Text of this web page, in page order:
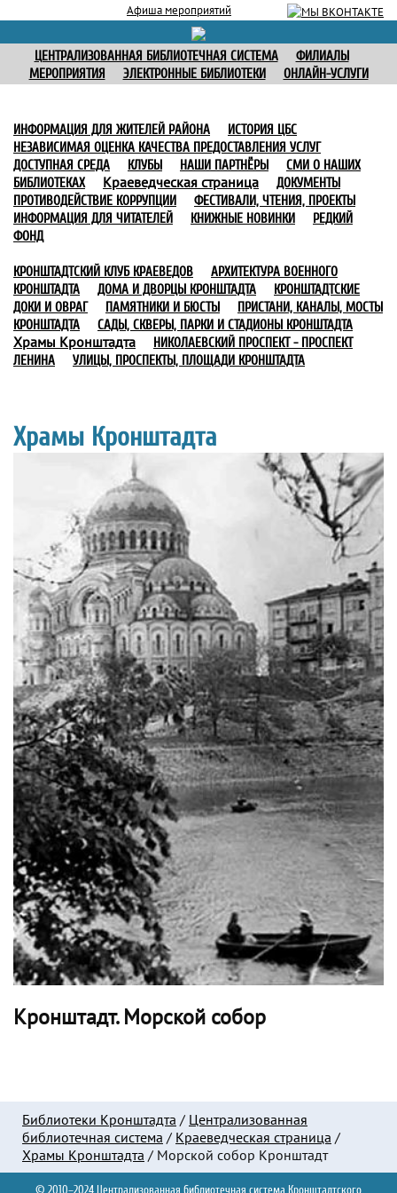
Афиша мероприятий
ЦЕНТРАЛИЗОВАННАЯ БИБЛИОТЕЧНАЯ СИСТЕМА
ФИЛИАЛЫ
МЕРОПРИЯТИЯ
ЭЛЕКТРОННЫЕ БИБЛИОТЕКИ ОНЛАЙН-УСЛУГИ
ИНФОРМАЦИЯ ДЛЯ ЖИТЕЛЕЙ РАЙОНА
ИСТОРИЯ ЦБС
НЕЗАВИСИМАЯ ОЦЕНКА КАЧЕСТВА ПРЕДОСТАВЛЕНИЯ УСЛУГ
ДОСТУПНАЯ СРЕДА
КЛУБЫ НАШИ ПАРТНЁРЫ
СМИ О НАШИХ
БИБЛИОТЕКАХ
Краеведческая страница
ДОКУМЕНТЫ
ПРОТИВОДЕЙСТВИЕ КОРРУПЦИИ
ФЕСТИВАЛИ, ЧТЕНИЯ, ПРОЕКТЫ
ИНФОРМАЦИЯ ДЛЯ ЧИТАТЕЛЕЙ
КНИЖНЫЕ НОВИНКИ
РЕДКИЙ
ФОНД
КРОНШТАДТСКИЙ КЛУБ КРАЕВЕДОВ
АРХИТЕКТУРА ВОЕННОГО
КРОНШТАДТА
ДОМА И ДВОРЦЫ КРОНШТАДТА
КРОНШТАДТСКИЕ
ДОКИ И ОВРАГ
ПАМЯТНИКИ И БЮСТЫ
ПРИСТАНИ, КАНАЛЫ, МОСТЫ
КРОНШТАДТА
САДЫ, СКВЕРЫ, ПАРКИ И СТАДИОНЫ КРОНШТАДТА
Храмы Кронштадта
НИКОЛАЕВСКИЙ ПРОСПЕКТ - ПРОСПЕКТ
ЛЕНИНА
УЛИЦЫ, ПРОСПЕКТЫ, ПЛОЩАДИ КРОНШТАДТА
Храмы Кронштадта
Кронштадт. Морской собор
Библиотеки Кронштадта / Централизованная
библиотечная система / Краеведческая страница /
Храмы Кронштадта / Морской собор Кронштадт
© 2010–2024 Централизованная библиотечная система Кронштадтского